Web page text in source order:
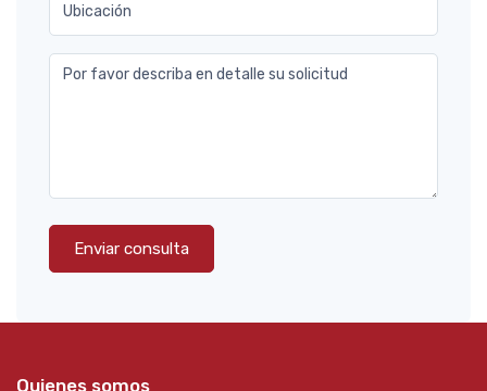
Ubicación
Por favor describa en detalle su solicitud
Enviar consulta
Quienes somos